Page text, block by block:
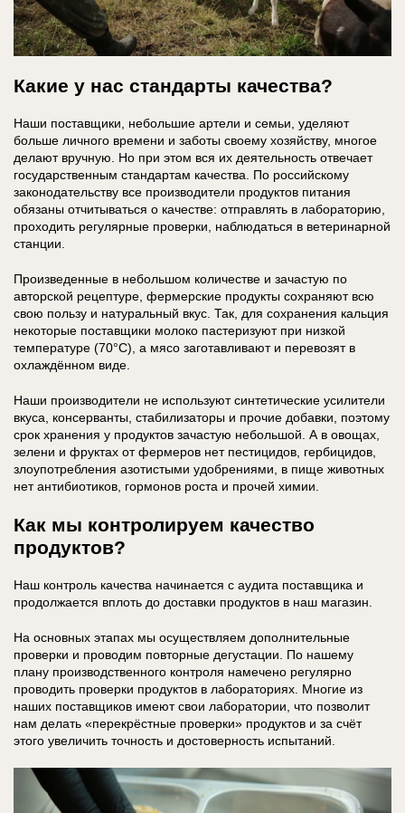
Какие у нас стандарты качества?
Наши поставщики, небольшие артели и семьи, уделяют
больше личного времени и заботы своему хозяйству, многое
делают вручную. Но при этом вся их деятельность отвечает
государственным стандартам качества. По российскому
законодательству все производители продуктов питания
обязаны отчитываться о качестве: отправлять в лабораторию,
проходить регулярные проверки, наблюдаться в ветеринарной
станции.
Произведенные в небольшом количестве и зачастую по
авторской рецептуре, фермерские продукты сохраняют всю
свою пользу и натуральный вкус. Так, для сохранения кальция
некоторые поставщики молоко пастеризуют при низкой
температуре (70°С), а мясо заготавливают и перевозят в
охлаждённом виде.
Наши производители не используют синтетические усилители
вкуса, консерванты, стабилизаторы и прочие добавки, поэтому
срок хранения у продуктов зачастую небольшой. А в овощах,
зелени и фруктах от фермеров нет пестицидов, гербицидов,
злоупотребления азотистыми удобрениями, в пище животных
нет антибиотиков, гормонов роста и прочей химии.
Как мы контролируем качество
продуктов?
Наш контроль качества начинается с аудита поставщика и
продолжается вплоть до доставки продуктов в наш магазин.
На основных этапах мы осуществляем дополнительные
проверки и проводим повторные дегустации. По нашему
плану производственного контроля намечено регулярно
проводить проверки продуктов в лабораториях. Многие из
наших поставщиков имеют свои лаборатории, что позволит
нам делать «перекрёстные проверки» продуктов и за счёт
этого увеличить точность и достоверность испытаний.